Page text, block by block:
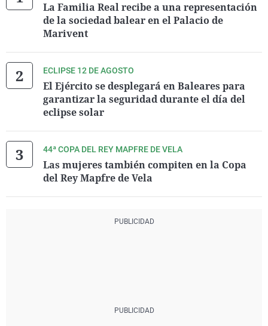
La Familia Real recibe a una representación
de la sociedad balear en el Palacio de
Marivent
ECLIPSE 12 DE AGOSTO
El Ejército se desplegará en Baleares para
garantizar la seguridad durante el día del
eclipse solar
44ª COPA DEL REY MAPFRE DE VELA
Las mujeres también compiten en la Copa
del Rey Mapfre de Vela